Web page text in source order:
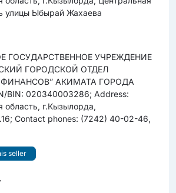
улицы Ыбырай Жахаева
ГОСУДАРСТВЕННОЕ УЧРЕЖДЕНИЕ
ГОРОДСКОЙ ОТДЕЛ
АКИМАТА ГОРОДА
020340003286; Address:
область, г.Кызылорда,
Contact phones: (7242) 40-02-46,
seller